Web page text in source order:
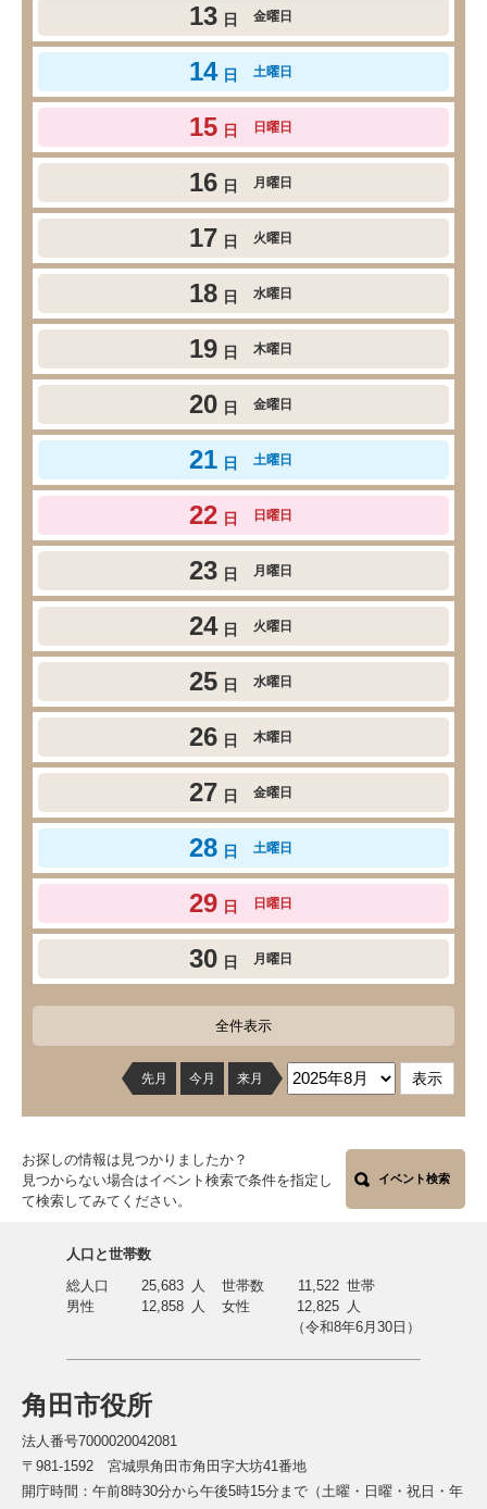
13 日 金曜日
14 日 土曜日
15 日 日曜日
16 日 月曜日
17 日 火曜日
18 日 水曜日
19 日 木曜日
20 日 金曜日
21 日 土曜日
22 日 日曜日
23 日 月曜日
24 日 火曜日
25 日 水曜日
26 日 木曜日
27 日 金曜日
28 日 土曜日
29 日 日曜日
30 日 月曜日
全件表示
先月 今月 来月
お探しの情報は見つかりましたか？
見つからない場合はイベント検索で条件を指定し
て検索してみてください。
イベント検索
角田市役所
法人番号7000020042081
〒981-1592 宮城県角田市角田字大坊41番地
開庁時間：午前8時30分から午後5時15分まで（土曜・日曜・祝日・年
人口と世帯数
総人口
25,683 人 世帯数 11,522 世帯
男性
12,858 人 女性 12,825 人
（令和8年6月30日）